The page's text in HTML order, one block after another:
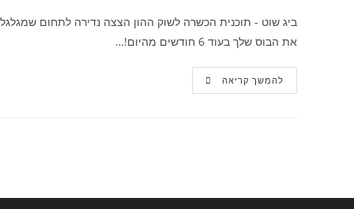
את הבוס שלך בעוד 6 חודשים מהיום!…
להמשך קריאהמה
זה